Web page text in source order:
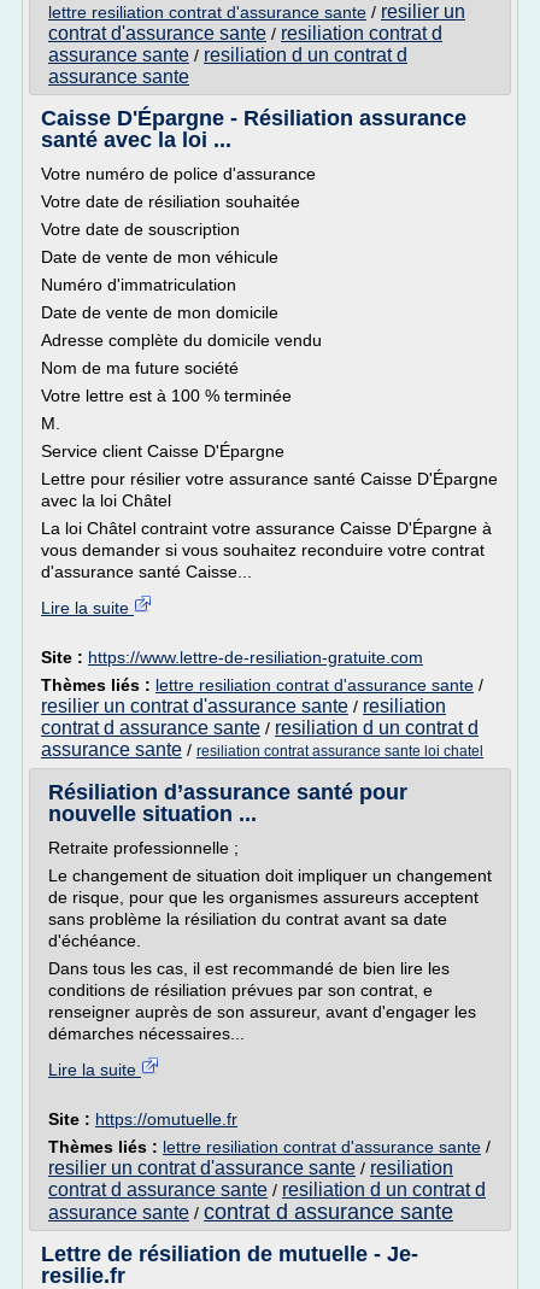
lettre resiliation contrat d'assurance sante / resilier un
contrat d'assurance sante / resiliation contrat d
assurance sante / resiliation d un contrat d
assurance sante
Caisse D'Épargne - Résiliation assurance
santé avec la loi ...
Votre numéro de police d'assurance
Votre date de résiliation souhaitée
Votre date de souscription
Date de vente de mon véhicule
Numéro d'immatriculation
Date de vente de mon domicile
Adresse complète du domicile vendu
Nom de ma future société
Votre lettre est à 100 % terminée
M.
Service client Caisse D'Épargne
Lettre pour résilier votre assurance santé Caisse D'Épargne
avec la loi Châtel
La loi Châtel contraint votre assurance Caisse D'Épargne à
vous demander si vous souhaitez reconduire votre contrat
d'assurance santé Caisse...
Lire la suite
Site : https://www.lettre-de-resiliation-gratuite.com
Thèmes liés : lettre resiliation contrat d'assurance sante /
resilier un contrat d'assurance sante / resiliation
contrat d assurance sante / resiliation d un contrat d
assurance sante / resiliation contrat assurance sante loi chatel
Résiliation d’assurance santé pour
nouvelle situation ...
Retraite professionnelle ;
Le changement de situation doit impliquer un changement
de risque, pour que les organismes assureurs acceptent
sans problème la résiliation du contrat avant sa date
d'échéance.
Dans tous les cas, il est recommandé de bien lire les
conditions de résiliation prévues par son contrat, e
renseigner auprès de son assureur, avant d'engager les
démarches nécessaires...
Lire la suite
Site : https://omutuelle.fr
Thèmes liés : lettre resiliation contrat d'assurance sante /
resilier un contrat d'assurance sante / resiliation
contrat d assurance sante / resiliation d un contrat d
assurance sante / contrat d assurance sante
Lettre de résiliation de mutuelle - Je-
resilie.fr